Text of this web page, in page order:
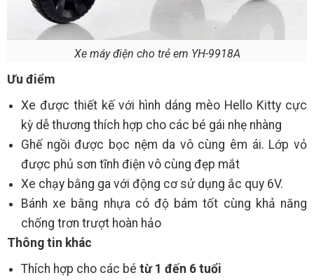
Xe máy điện cho trẻ em YH-9918A
Ưu điểm
Xe được thiết kế với hình dáng mèo Hello Kitty cực
kỳ dễ thương thích hợp cho các bé gái nhẹ nhàng
Ghế ngồi được bọc nệm da vô cùng êm ái. Lớp vỏ
được phủ sơn tĩnh điện vô cùng đẹp mắt
Xe chạy bằng ga với động cơ sử dụng ắc quy 6V.
Bánh xe bằng nhựa có độ bám tốt cùng khả năng
chống trơn trượt hoàn hảo
Thông tin khác
Thích hợp cho các bé từ 1 đến 6 tuổi